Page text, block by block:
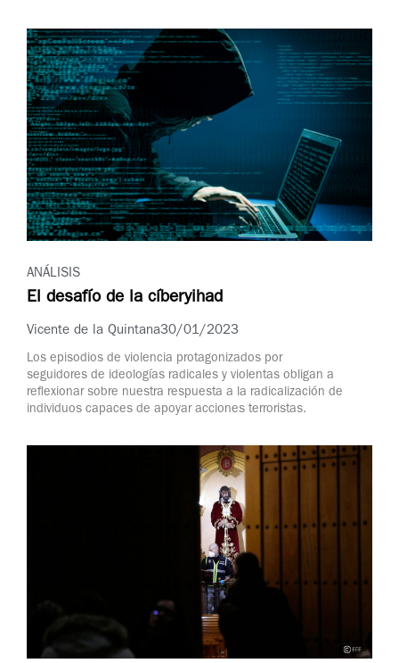
ANÁLISIS
El desafío de la cíberyihad
Vicente de la Quintana30/01/2023
Los episodios de violencia protagonizados por
seguidores de ideologías radicales y violentas obligan a
reflexionar sobre nuestra respuesta a la radicalización de
individuos capaces de apoyar acciones terroristas.